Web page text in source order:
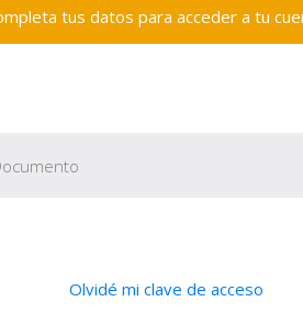
tus datos para acceder a tu
Olvidé mi clave de acceso